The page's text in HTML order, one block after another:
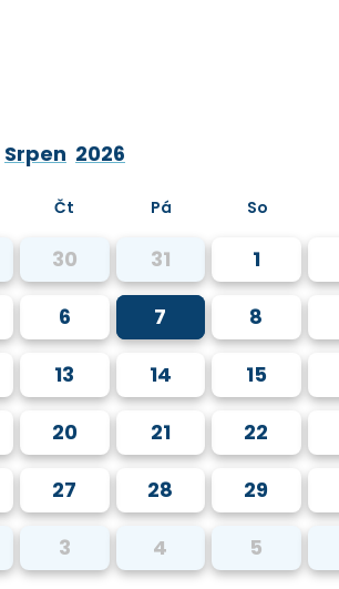
Srpen 2026
Čt Pá So
30 31 1
6 7 8
13 14 15
20 21 22
27 28 29
3 4 5